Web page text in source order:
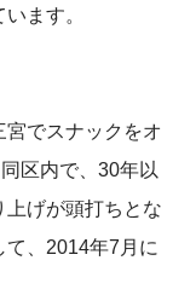
ます。
でスナックをオ
区内で、30年以
上げが頭打ちとな
て、2014年7月に